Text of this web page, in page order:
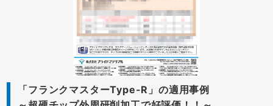
「フランクマスターType-R」の適用事例